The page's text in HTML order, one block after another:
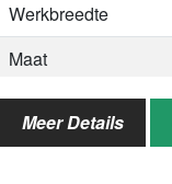
Werkbreedte
Maat
Gewicht
Aoolicatie
Meer Details